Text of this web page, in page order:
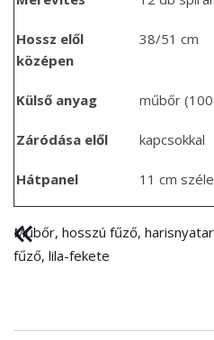
Hossz elől
középen
38/51 cm
Külső anyag műbőr
Záródása elől kapcsokkal
Hátpanel 11 cm
Műbőr, hosszú fűző,
fűző, lila-fekete